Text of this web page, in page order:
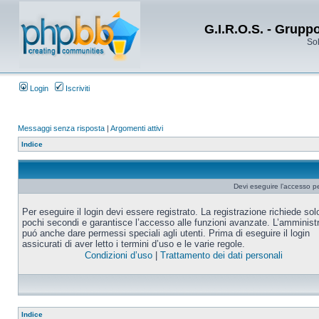
G.I.R.O.S. -
Login Iscriviti
Messaggi senza risposta | Argomenti attivi
Indice
Devi eseguire l’accesso
Per eseguire il login devi essere registrato. La registrazione richiede
pochi secondi e garantisce l’accesso alle funzioni avanzate.
puó anche dare permessi speciali agli utenti. Prima di eseguire il login
assicurati di aver letto i termini d’uso e le varie regole.
Condizioni d’uso| Trattamento dei dati personali
Indice